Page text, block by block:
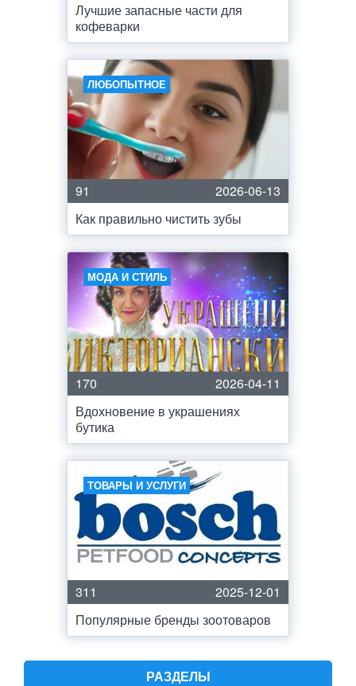
Лучшие запасные части для
кофеварки
ЛЮБОПЫТНОЕ
91
2026-06-13
Как правильно чистить зубы
МОДА И СТИЛЬ
170
2026-04-11
Вдохновение в украшениях
бутика
ТОВАРЫ И УСЛУГИ
311
2025-12-01
Популярные бренды зоотоваров
РАЗДЕЛЫ